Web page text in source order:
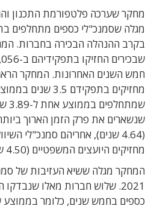
מגלה שסמנכ"לי כספים מתחלפים
בקרב ההנהלה הבכירה בחברות.
חמש השנים האחרונות. המחקר
מחזיקים בתפקידם
שנשארים את פרק הזמן הארוך
מחזיקים היועצים המשפטיים (4.50 שנים בתפקיד).
המחקר מגלה ששיא העזיבות של
2021. שלוש חברות מאלו